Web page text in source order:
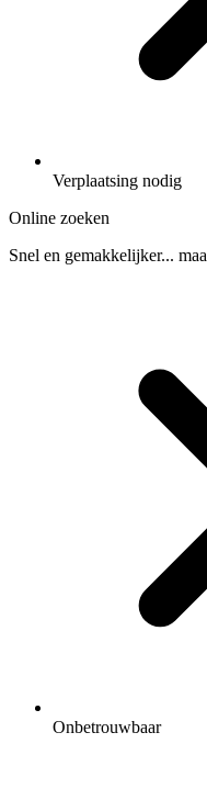
Verplaatsing nodig
Online zoeken
Snel en gemakkelijker...
Onbetrouwbaar